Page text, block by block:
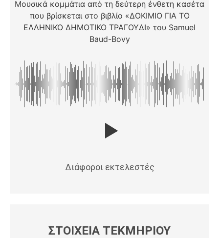
Μουσικά κομμάτια από τη δεύτερη ένθετη κασέτα
που βρίσκεται στο βιβλίο «ΔΟΚΙΜΙΟ ΓΙΑ ΤΟ
ΕΛΛΗΝΙΚΟ ΔΗΜΟΤΙΚΟ ΤΡΑΓΟΥΔΙ» του Samuel
Baud-Bovy
Διάφοροι εκτελεστές
ΣΤΟΙΧΕΙΑ ΤΕΚΜΗΡΙΟΥ